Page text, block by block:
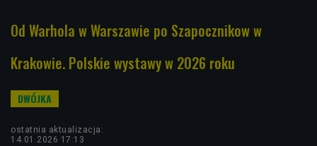
Od Warhola w Warszawie po Szapocznikow w
Krakowie. Polskie wystawy w 2026 roku
ostatnia aktualizacja:
14.01.2026 17:13